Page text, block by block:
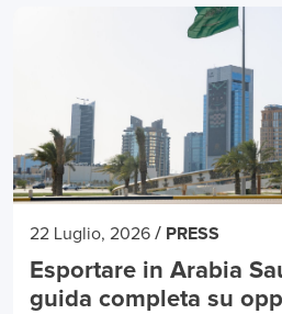
22 Luglio, 2026 / PRESS
Esportare in Arabia
guida completa su